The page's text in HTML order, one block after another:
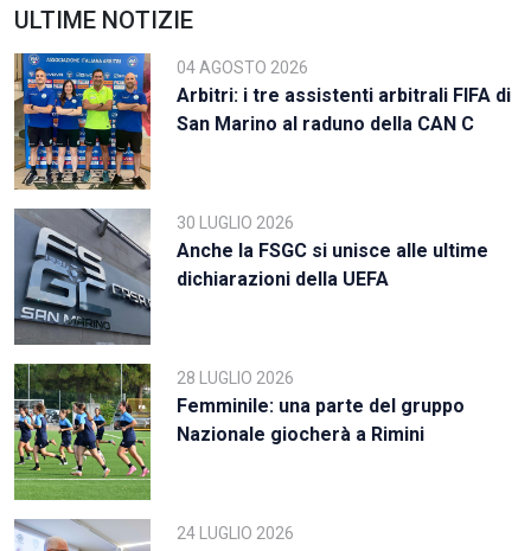
ULTIME NOTIZIE
04 AGOSTO 2026
Arbitri: i tre assistenti arbitrali FIFA di
San Marino al raduno della CAN C
30 LUGLIO 2026
Anche la FSGC si unisce alle ultime
dichiarazioni della UEFA
28 LUGLIO 2026
Femminile: una parte del gruppo
Nazionale giocherà a Rimini
24 LUGLIO 2026